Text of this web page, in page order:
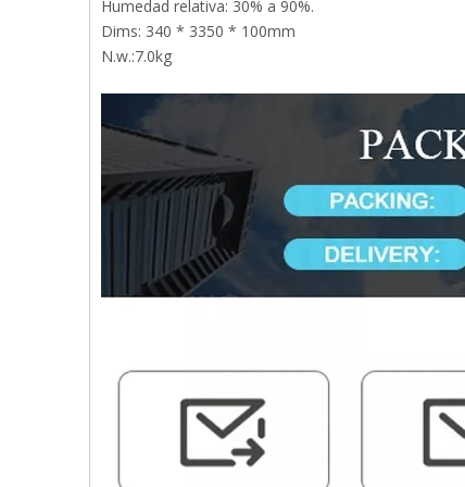
Humedad relativa: 30% a 90%.
Dims: 340 * 3350 * 100mm
N.w.:7.0kg